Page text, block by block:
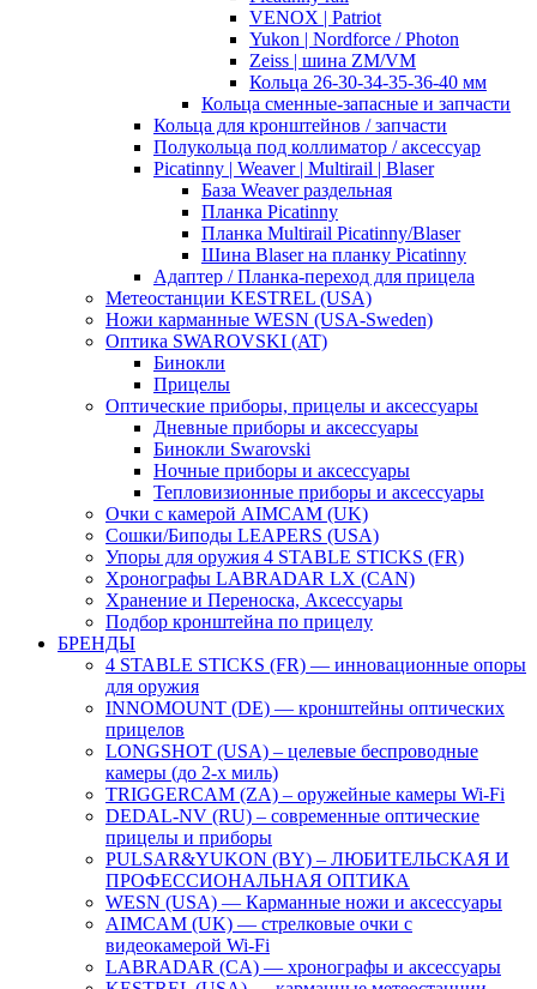
VENOX | Patriot
Yukon | Nordforce / Photon
Zeiss | шина ZM/VM
Кольца 26-30-34-35-36-40 мм
Кольца сменные-запасные и запчасти
Кольца для кронштейнов / запчасти
Полукольца под коллиматор / аксессуар
Picatinny | Weaver | Multirail | Blaser
База Weaver раздельная
Планка Picatinny
Планка Multirail Picatinny/Blaser
Шина Blaser на планку Picatinny
Адаптер / Планка-переход для прицела
Метеостанции KESTREL (USA)
Ножи карманные WESN (USA-Sweden)
Оптика SWAROVSKI (AT)
Бинокли
Прицелы
Оптические приборы, прицелы и аксессуары
Дневные приборы и аксессуары
Бинокли Swarovski
Ночные приборы и аксессуары
Тепловизионные приборы и аксессуары
Очки с камерой AIMCAM (UK)
Сошки/Биподы LEAPERS (USA)
Упоры для оружия 4 STABLE STICKS (FR)
Хронографы LABRADAR LX (CAN)
Хранение и Переноска, Аксессуары
Подбор кронштейна по прицелу
БРЕНДЫ
4 STABLE STICKS (FR) — инновационные опоры
для оружия
INNOMOUNT (DE) — кронштейны оптических
прицелов
LONGSHOT (USA) – целевые беспроводные
камеры (до 2-х миль)
TRIGGERCAM (ZA) – оружейные камеры Wi-Fi
DEDAL-NV (RU) – современные оптические
прицелы и приборы
PULSAR&YUKON (BY) – ЛЮБИТЕЛЬСКАЯ И
ПРОФЕССИОНАЛЬНАЯ ОПТИКА
WESN (USA) — Карманные ножи и аксессуары
AIMCAM (UK) — стрелковые очки с
видеокамерой Wi-Fi
LABRADAR (CA) — хронографы и аксессуары